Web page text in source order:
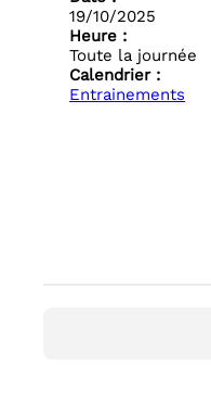
19/10/2025
Heure :
Toute la journée
Calendrier :
Entrainements